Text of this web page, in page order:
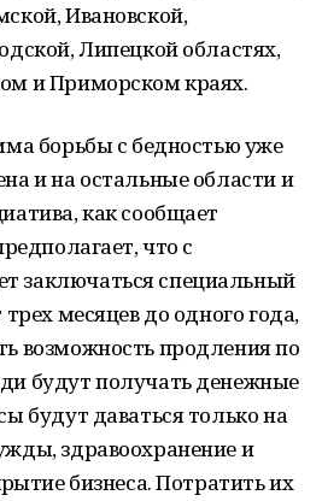
Ивановской,
Липецкой областях,
и Приморском краях.
борьбы с бедностью уже
и на остальные области и
как сообщает
что с
заключаться специальный
месяцев до одного года,
возможность продления по
будут получать денежные
будут даваться только на
здравоохранение и
бизнеса. Потратить их